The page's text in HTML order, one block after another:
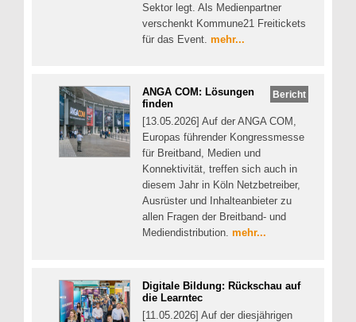
Sektor legt. Als Medienpartner
verschenkt Kommune21 Freitickets
für das Event. mehr...
Bericht
ANGA COM: Lösungen
finden
[13.05.2026] Auf der ANGA COM,
Europas führender Kongressmesse
für Breitband, Medien und
Konnektivität, treffen sich auch in
diesem Jahr in Köln Netzbetreiber,
Ausrüster und Inhalteanbieter zu
allen Fragen der Breitband- und
Mediendistribution. mehr...
Digitale Bildung: Rückschau auf
die Learntec
[11.05.2026] Auf der diesjährigen